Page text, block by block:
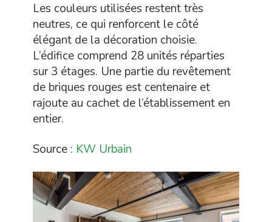
Les couleurs utilisées restent très
neutres, ce qui renforcent le côté
élégant de la décoration choisie.
L’édifice comprend 28 unités réparties
sur 3 étages. Une partie du revêtement
de briques rouges est centenaire et
rajoute au cachet de l’établissement en
entier.
Source : KW Urbain